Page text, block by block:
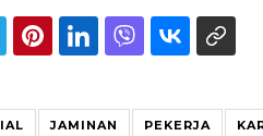
JAMINAN PEKERJA